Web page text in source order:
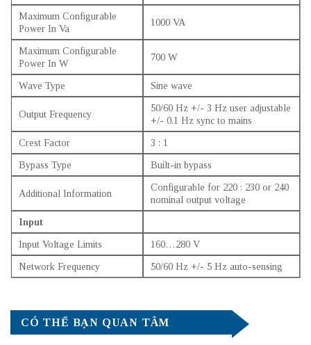
Maximum Configurable
Power In Va
1000 VA
Maximum Configurable
Power In W
700 W
Wave Type Sine wave
Output Frequency
50/60 Hz +/- 3 Hz user adjustable
+/- 0.1 Hz sync to mains
Crest Factor
3 : 1
Bypass Type
Built-in bypass
Additional Information
Configurable for 220 : 230 or 240
nominal output voltage
Input
Input Voltage Limits
160…280 V
Network Frequency
50/60 Hz +/- 5 Hz auto-sensing
CÓ THỂ BẠN QUAN TÂM